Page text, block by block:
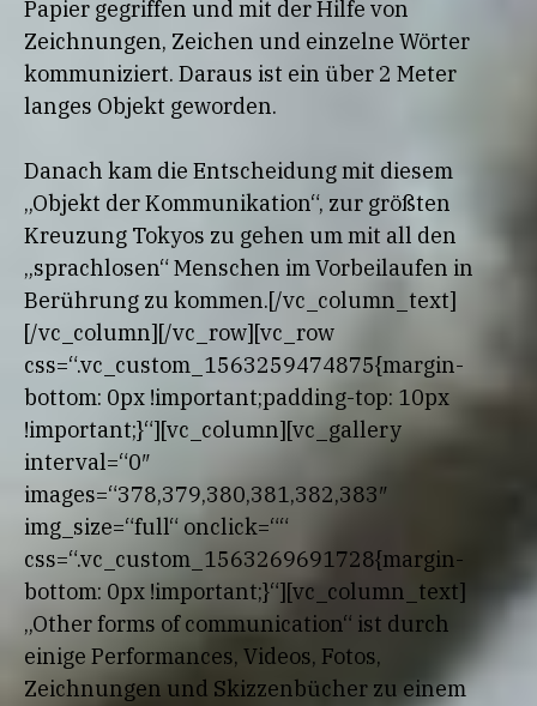
Papier gegriffen und mit der Hilfe von
Zeichnungen, Zeichen und einzelne Wörter
kommuniziert. Daraus ist ein über 2 Meter
langes Objekt geworden.
Danach kam die Entscheidung mit diesem
„Objekt der Kommunikation“, zur größten
Kreuzung Tokyos zu gehen um mit all den
„sprachlosen“ Menschen im Vorbeilaufen in
Berührung zu kommen.[/vc_column_text]
[/vc_column][/vc_row][vc_row
css=“.vc_custom_1563259474875{margin-
bottom: 0px !important;padding-top: 10px
!important;}“][vc_column][vc_gallery
interval=“0″
images=“378,379,380,381,382,383″
img_size=“full“ onclick=““
css=“.vc_custom_1563269691728{margin-
bottom: 0px !important;}“][vc_column_text]
„Other forms of communication“ ist durch
einige Performances, Videos, Fotos,
Zeichnungen und Skizzenbücher zu einem